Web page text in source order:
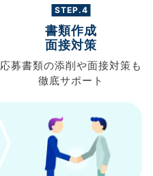
STEP.4
書類作成
面接対策
応募書類の添削や面接対策も
徹底サポート